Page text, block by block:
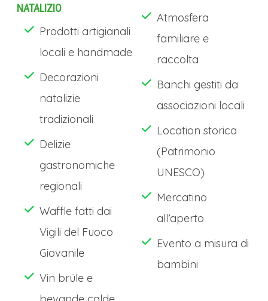
capitale di questa regione dalla quale il
Lago, sulle cui rive si appoggia, prende il
nome; Costanza, città dal fascino senza
tempo, durante l’Avvento rivela tutta la
sua magia natalizia. Il mercatino si
dispiega nel centro storico, tra vicoli
lastricati e piazze dominate dalla
maestosa cattedrale
, creando
un’atmosfera ricca di storia e tradizione.
Le bancarelle, illuminate da luci calde,
espongono manufatti artigianali come
ceramiche dipinte a mano, sculture in
legno e ornamenti natalizi ispirati alla
cultura locale. L’odore irresistibile di
NATALIZIO
Prodotti artigianali
locali e handmade
Decorazioni
natalizie
tradizionali
Delizie
gastronomiche
regionali
Waffle fatti dai
Vigili del Fuoco
Giovanile
Vin brüle e
Atmosfera
familiare e
raccolta
Banchi gestiti da
associazioni locali
Location storica
(Patrimonio
UNESCO)
Mercatino
all’aperto
Evento a misura di
bambini